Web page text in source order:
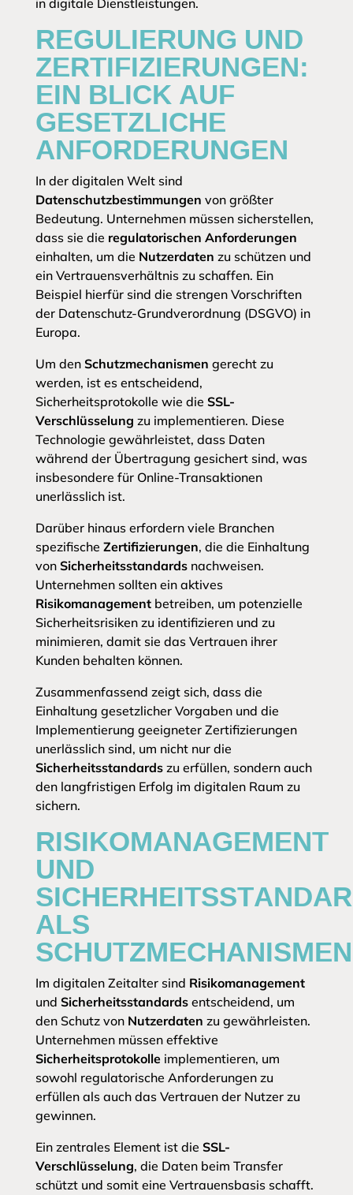
in digitale Dienstleistungen.
REGULIERUNG UND
ZERTIFIZIERUNGEN:
EIN BLICK AUF
GESETZLICHE
ANFORDERUNGEN
In der digitalen Welt sind
Datenschutzbestimmungen von größter
Bedeutung. Unternehmen müssen sicherstellen,
dass sie die regulatorischen Anforderungen
einhalten, um die Nutzerdaten zu schützen und
ein Vertrauensverhältnis zu schaffen. Ein
Beispiel hierfür sind die strengen Vorschriften
der Datenschutz-Grundverordnung (DSGVO) in
Europa.
Um den Schutzmechanismen gerecht zu
werden, ist es entscheidend,
Sicherheitsprotokolle wie die SSL-
Verschlüsselung zu implementieren. Diese
Technologie gewährleistet, dass Daten
während der Übertragung gesichert sind, was
insbesondere für Online-Transaktionen
unerlässlich ist.
Darüber hinaus erfordern viele Branchen
spezifische Zertifizierungen, die die Einhaltung
von Sicherheitsstandardsnachweisen.
Unternehmen sollten ein aktives
Risikomanagementbetreiben, um potenzielle
Sicherheitsrisiken zu identifizieren und zu
minimieren, damit sie das Vertrauen ihrer
Kunden behalten können.
Zusammenfassend zeigt sich, dass die
Einhaltung gesetzlicher Vorgaben und die
Implementierung geeigneter Zertifizierungen
unerlässlich sind, um nicht nur die
Sicherheitsstandardszu erfüllen, sondern auch
den langfristigen Erfolg im digitalen Raum zu
sichern.
RISIKOMANAGEMENT
UND
ALS
SCHUTZMECHANISMEN
Im digitalen Zeitalter sind Risikomanagement
und Sicherheitsstandardsentscheidend, um
den Schutz von Nutzerdaten zu gewährleisten.
Unternehmen müssen effektive
Sicherheitsprotokolleimplementieren, um
sowohl regulatorische Anforderungen zu
erfüllen als auch das Vertrauen der Nutzer zu
gewinnen.
Ein zentrales Element ist die SSL-
Verschlüsselung, die Daten beim Transfer
schützt und somit eine Vertrauensbasis schafft.